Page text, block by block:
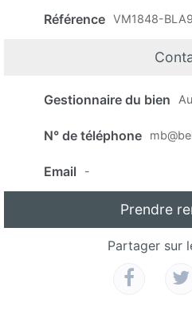
Référence VM1848-
Gestionnaire du bien
N° de téléphone
Email -
Prendre
Partager sur